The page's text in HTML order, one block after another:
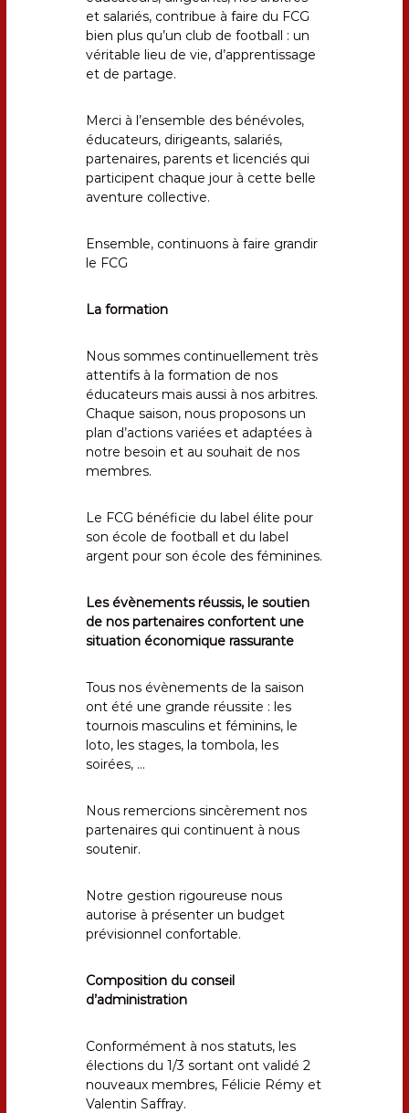
et salariés, contribue à faire du FCG
bien plus qu’un club de football : un
véritable lieu de vie, d’apprentissage
et de partage.
Merci à l’ensemble des bénévoles,
éducateurs, dirigeants, salariés,
partenaires, parents et licenciés qui
participent chaque jour à cette belle
aventure collective.
Ensemble, continuons à faire grandir
le FCG
La formation
Nous sommes continuellement très
attentifs à la formation de nos
éducateurs mais aussi à nos arbitres.
Chaque saison, nous proposons un
plan d’actions variées et adaptées à
notre besoin et au souhait de nos
membres.
Le FCG bénéficie du label élite pour
son école de football et du label
argent pour son école des féminines.
Les évènements réussis, le soutien
de nos partenaires confortent une
situation économique rassurante
Tous nos évènements de la saison
ont été une grande réussite : les
tournois masculins et féminins, le
loto, les stages, la tombola, les
soirées, …
Nous remercions sincèrement nos
partenaires qui continuent à nous
soutenir.
Notre gestion rigoureuse nous
autorise à présenter un budget
prévisionnel confortable.
Composition du conseil
d’administration
Conformément à nos statuts, les
élections du 1/3 sortant ont validé 2
nouveaux membres, Félicie Rémy et
Valentin Saffray.